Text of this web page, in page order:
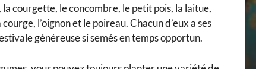
courgette, le concombre, le petit pois, la laitue,
l’oignon et le poireau. Chacun d’eux a ses
généreuse si semés en temps opportun.